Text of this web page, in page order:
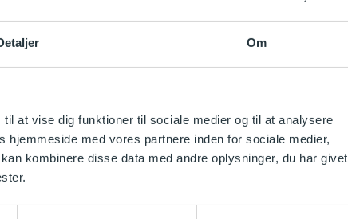
Om
at vise dig funktioner til sociale medier og til at analysere
med vores partnere inden for sociale medier,
kombinere disse data med andre oplysninger, du har givet